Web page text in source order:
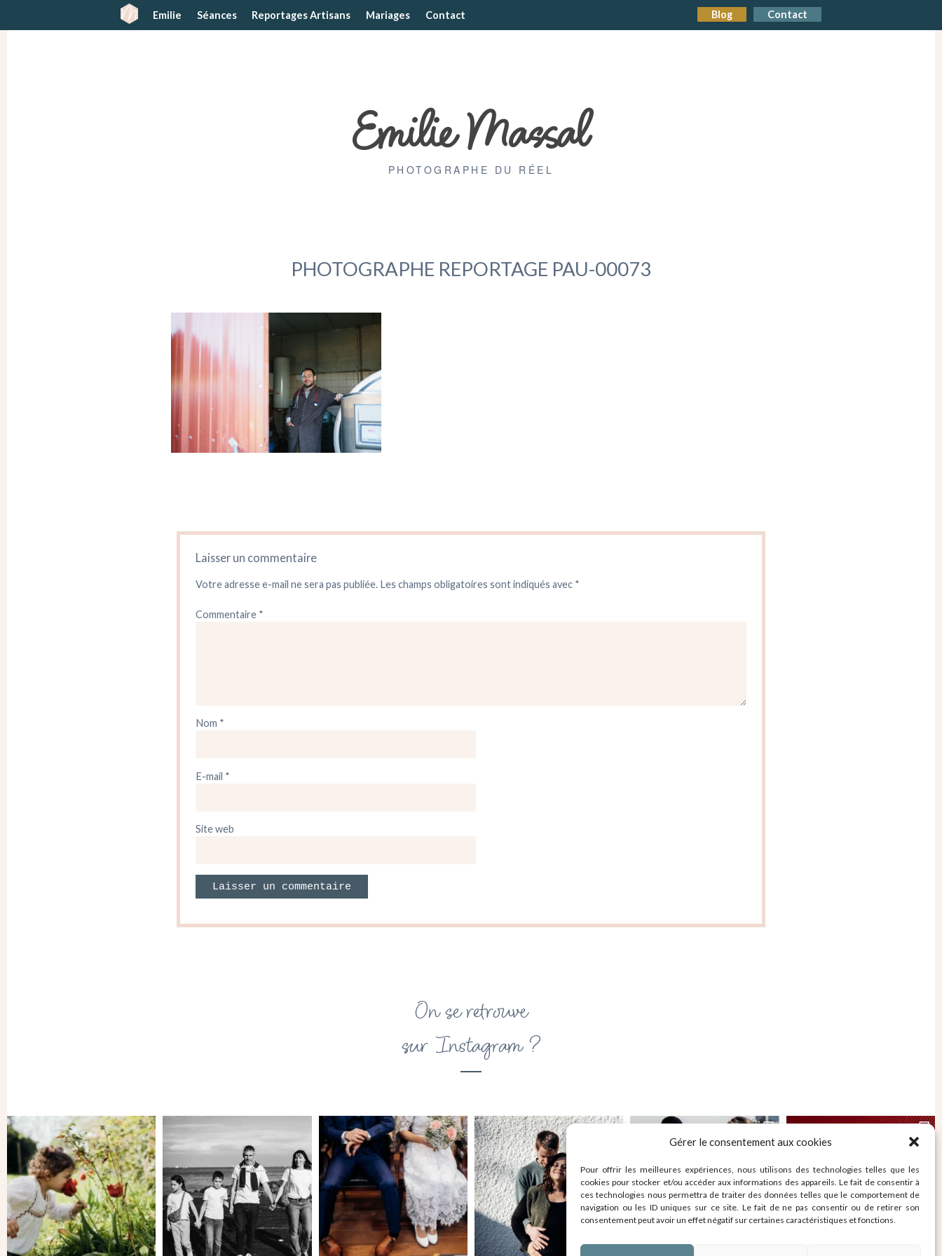
Gérer le consentement aux cookies
Pour offrir les meilleures expériences, nous utilisons des technologies telles que les
cookies pour stocker et/ou accéder aux informations des appareils. Le fait de consentir à
ces technologies nous permettra de traiter des données telles que le comportement de
navigation ou les ID uniques sur ce site. Le fait de ne pas consentir ou de retirer son
consentement peut avoir un effet négatif sur certaines caractéristiques et fonctions.
Contact
Blog
Emilie Séances Reportages Artisans Mariages Contact
Emilie Massal
PHOTOGRAPHE DU RÉEL
PHOTOGRAPHE REPORTAGE PAU-00073
Laisser un commentaire
Votre adresse e-mail ne sera pas publiée. Les champs obligatoires sont indiqués avec *
Commentaire *
Nom *
E-mail *
Site web
On se retrouve
sur Instagram ?